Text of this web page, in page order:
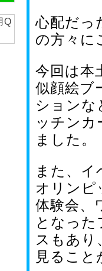
心配だっ
の方々に
今回は本
似顔絵ブ
ションな
ッチンカ
ました。
また、
オリンピ
体験会、
となっ
スもあ
見ること